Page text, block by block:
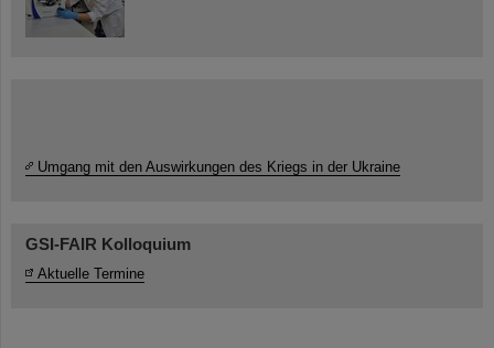
Umgang mit den Auswirkungen des Kriegs in der Ukraine
GSI-FAIR Kolloquium
Aktuelle Termine